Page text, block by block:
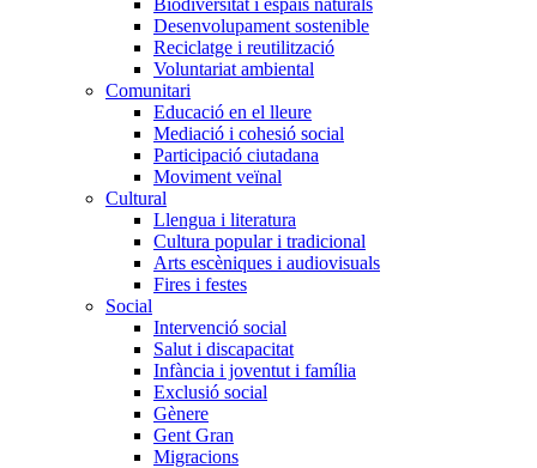
Biodiversitat i espais naturals
Desenvolupament sostenible
Reciclatge i reutilització
Voluntariat ambiental
Comunitari
Educació en el lleure
Mediació i cohesió social
Participació ciutadana
Moviment veïnal
Cultural
Llengua i literatura
Cultura popular i tradicional
Arts escèniques i audiovisuals
Fires i festes
Social
Intervenció social
Salut i discapacitat
Infància i joventut i família
Exclusió social
Gènere
Gent Gran
Migracions